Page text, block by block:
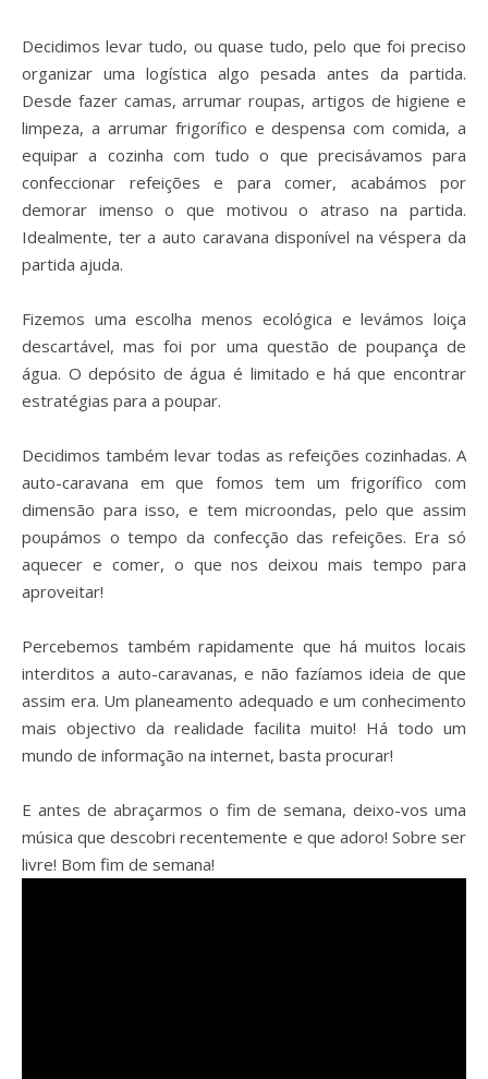
Decidimos levar tudo, ou quase tudo, pelo que foi preciso
organizar uma logística algo pesada antes da partida.
Desde fazer camas, arrumar roupas, artigos de higiene e
limpeza, a arrumar frigorífico e despensa com comida, a
equipar a cozinha com tudo o que precisávamos para
confeccionar refeições e para comer, acabámos por
demorar imenso o que motivou o atraso na partida.
Idealmente, ter a auto caravana disponível na véspera da
partida ajuda.
Fizemos uma escolha menos ecológica e levámos loiça
descartável, mas foi por uma questão de poupança de
água. O depósito de água é limitado e há que encontrar
estratégias para a poupar.
Decidimos também levar todas as refeições cozinhadas. A
auto-caravana em que fomos tem um frigorífico com
dimensão para isso, e tem microondas, pelo que assim
poupámos o tempo da confecção das refeições. Era só
aquecer e comer, o que nos deixou mais tempo para
aproveitar!
Percebemos também rapidamente que há muitos locais
interditos a auto-caravanas, e não fazíamos ideia de que
assim era. Um planeamento adequado e um conhecimento
mais objectivo da realidade facilita muito! Há todo um
mundo de informação na internet, basta procurar!
E antes de abraçarmos o fim de semana, deixo-vos uma
música que descobri recentemente e que adoro! Sobre ser
livre! Bom fim de semana!